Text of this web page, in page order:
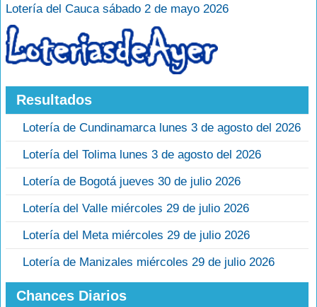
Lotería del Cauca sábado 2 de mayo 2026
Resultados
Lotería de Cundinamarca lunes 3 de agosto del 2026
Lotería del Tolima lunes 3 de agosto del 2026
Lotería de Bogotá jueves 30 de julio 2026
Lotería del Valle miércoles 29 de julio 2026
Lotería del Meta miércoles 29 de julio 2026
Lotería de Manizales miércoles 29 de julio 2026
Chances Diarios